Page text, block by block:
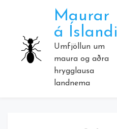
Maurar
á Íslandi
Umfjöllun um
maura og aðra
hrygglausa
landnema